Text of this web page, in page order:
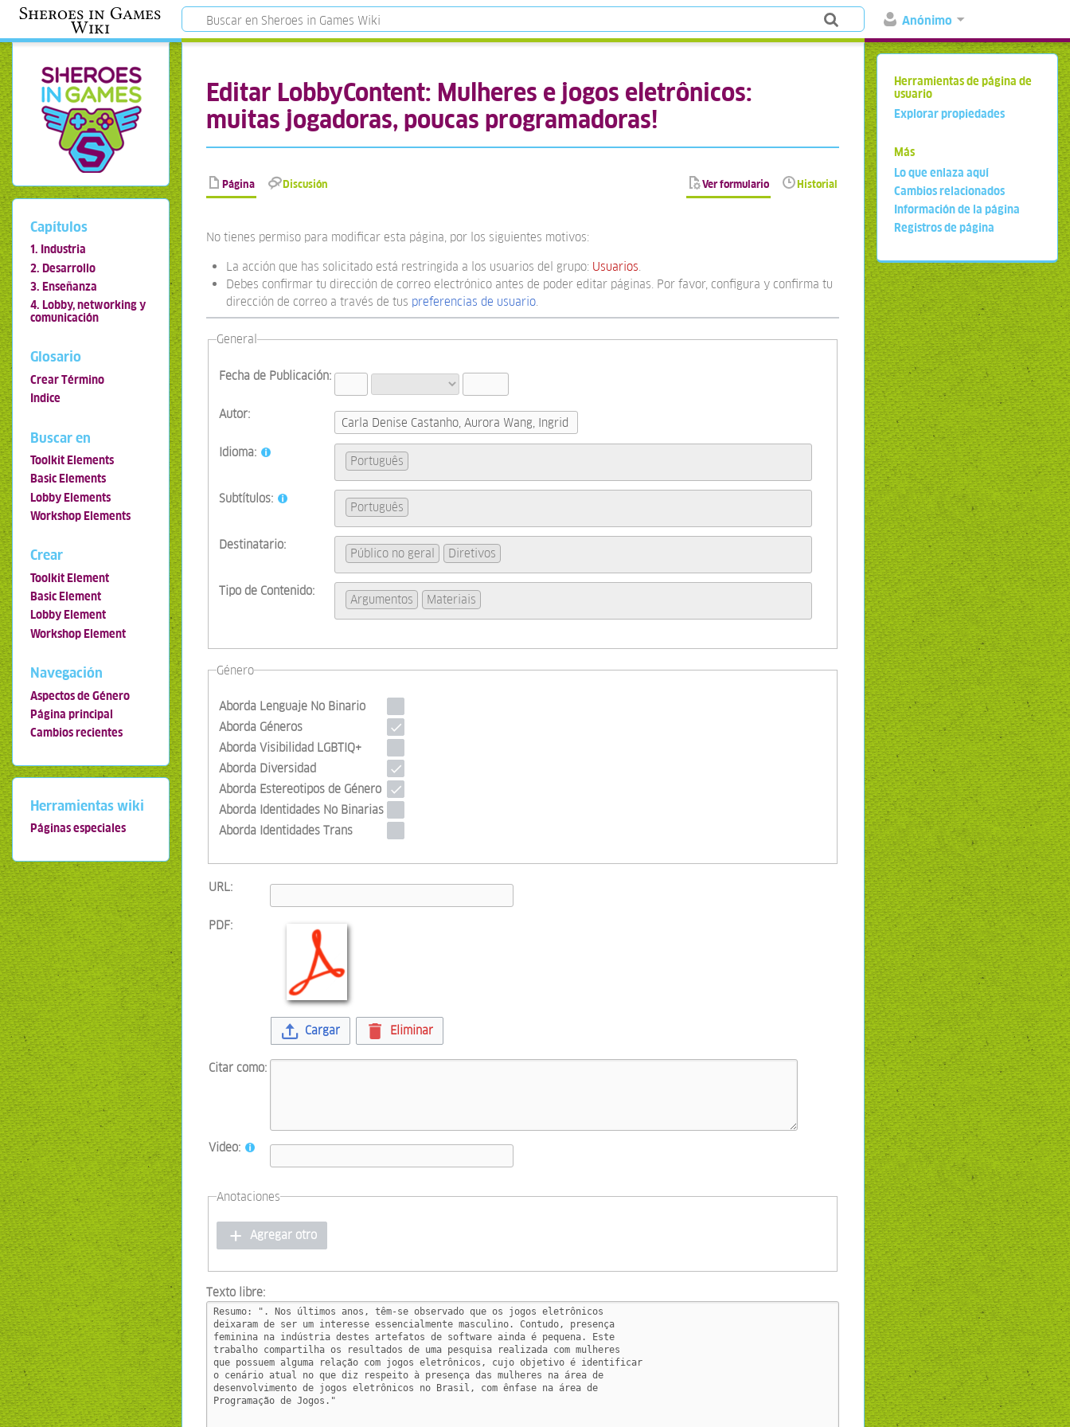
Anónimo
Sheroes in Games
Wiki
Editar LobbyContent: Mulheres e jogos eletrônicos:
muitas jogadoras, poucas programadoras!
Página Discusión Ver formulario Historial
No tienes permiso para modificar esta página, por los siguientes motivos:
La acción que has solicitado está restringida a los usuarios del grupo: Usuarios.
Debes confirmar tu dirección de correo electrónico antes de poder editar páginas. Por favor, configura y confirma tu
dirección de correo a través de tus preferencias de usuario.
General
Fecha de Publicación:
Autor:
Idioma:
Português
Subtítulos:
Português
Destinatario:
Público no geral Diretivos
Tipo de Contenido:
Argumentos Materiais
Género
Aborda Lenguaje No Binario
Aborda Géneros
Aborda Visibilidad LGBTIQ+
Aborda Diversidad
Aborda Estereotipos de Género
Aborda Identidades No Binarias
Aborda Identidades Trans
URL:
PDF:
Cargar Eliminar
Citar como:
Video:
Anotaciones
Agregar otro
Texto libre:
Capítulos
1. Industria
2. Desarrollo
3. Enseñanza
4. Lobby, networking y
comunicación
Glosario
Crear Término
Indice
Buscar en
Toolkit Elements
Basic Elements
Lobby Elements
Workshop Elements
Crear
Toolkit Element
Basic Element
Lobby Element
Workshop Element
Navegación
Aspectos de Género
Página principal
Cambios recientes
Herramientas wiki
Páginas especiales
Herramientas de página de
usuario
Explorar propiedades
Más
Lo que enlaza aquí
Cambios relacionados
Información de la página
Registros de página